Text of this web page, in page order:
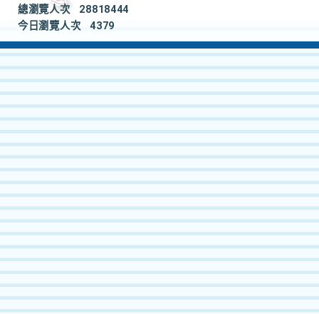
總瀏覽人次
28818444
今日瀏覽人次
4379